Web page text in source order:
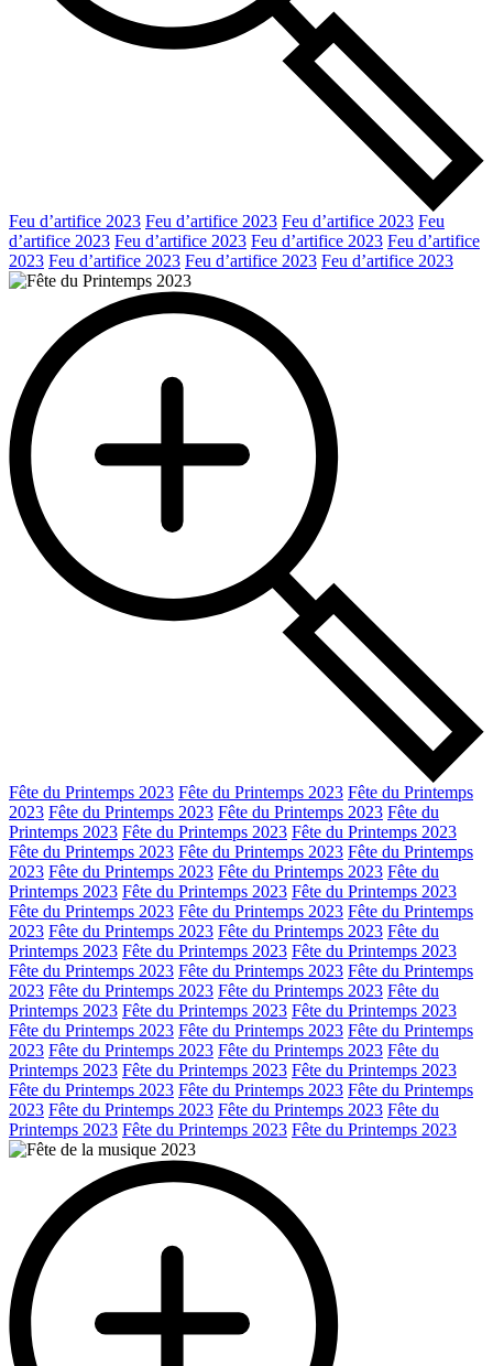
Feu d’artifice 2023 Feu d’artifice 2023 Feu d’artifice 2023 Feu
d’artifice 2023 Feu d’artifice 2023 Feu d’artifice 2023 Feu d’artifice
2023 Feu d’artifice 2023 Feu d’artifice 2023 Feu d’artifice 2023
Fête du Printemps 2023 Fête du Printemps 2023 Fête du Printemps
2023 Fête du Printemps 2023 Fête du Printemps 2023 Fête du
Printemps 2023 Fête du Printemps 2023 Fête du Printemps 2023
Fête du Printemps 2023 Fête du Printemps 2023 Fête du Printemps
2023 Fête du Printemps 2023 Fête du Printemps 2023 Fête du
Printemps 2023 Fête du Printemps 2023 Fête du Printemps 2023
Fête du Printemps 2023 Fête du Printemps 2023 Fête du Printemps
2023 Fête du Printemps 2023 Fête du Printemps 2023 Fête du
Printemps 2023 Fête du Printemps 2023 Fête du Printemps 2023
Fête du Printemps 2023 Fête du Printemps 2023 Fête du Printemps
2023 Fête du Printemps 2023 Fête du Printemps 2023 Fête du
Printemps 2023 Fête du Printemps 2023 Fête du Printemps 2023
Fête du Printemps 2023 Fête du Printemps 2023 Fête du Printemps
2023 Fête du Printemps 2023 Fête du Printemps 2023 Fête du
Printemps 2023 Fête du Printemps 2023 Fête du Printemps 2023
Fête du Printemps 2023 Fête du Printemps 2023 Fête du Printemps
2023 Fête du Printemps 2023 Fête du Printemps 2023 Fête du
Printemps 2023 Fête du Printemps 2023 Fête du Printemps 2023